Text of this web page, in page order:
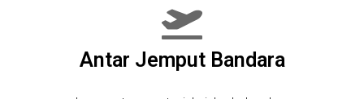
Antar Jemput Bandara